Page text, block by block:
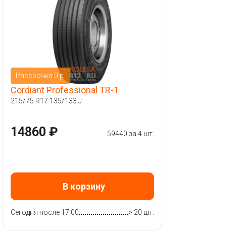
Рассрочка 0 р.
Cordiant Professional TR-1
215/75 R17 135/133 J
14860 ₽ 59440 за 4 шт.
В корзину
Сегодня после 17:00 > 20 шт.